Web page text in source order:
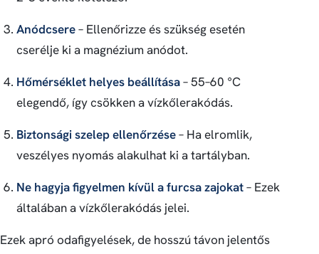
Anódcsere– Ellenőrizze és szükség esetén
cserélje ki a magnézium anódot.
Hőmérséklet helyes beállítása– 55–60 °C
elegendő, így csökken a vízkőlerakódás.
Biztonsági szelep ellenőrzése– Ha elromlik,
veszélyes nyomás alakulhat ki a tartályban.
Ne hagyja figyelmen kívül a furcsa zajokat– Ezek
általában a vízkőlerakódás jelei.
Ezek apró odafigyelések, de hosszú távon jelentős